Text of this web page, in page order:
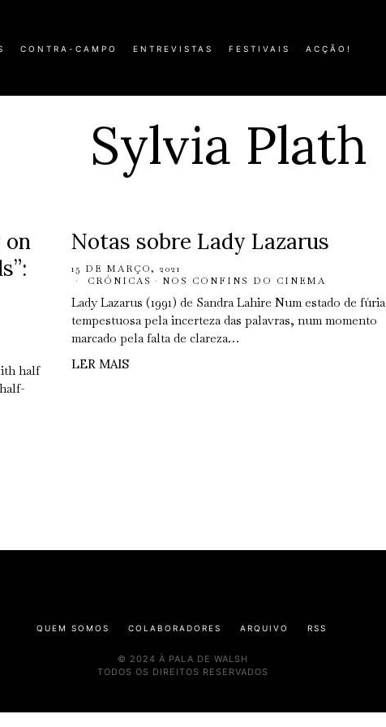
CONTRA-CAMPO ENTREVISTAS FESTIVAIS ACÇÃO!
Sylvia Plath
on
half
Notas sobre Lady Lazarus
15 DE MARÇO, 2021
CRÓNICAS · NOS CONFINS DO CINEMA
Lady Lazarus (1991) de Sandra Lahire Num estado de fúria
tempestuosa pela incerteza das palavras, num momento
marcado pela falta de clareza…
LER MAIS
QUEM SOMOS COLABORADORES ARQUIVO RSS
© 2024 À PALA DE WALSH
TODOS OS DIREITOS RESERVADOS